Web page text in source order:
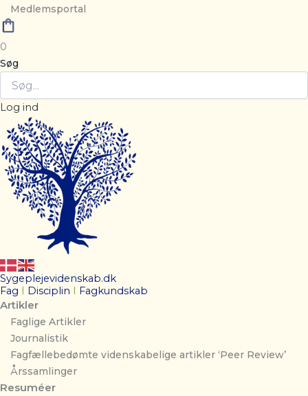
Medlemsportal
0
Søg
Log ind
Sygeplejevidenskab.dk
Fag
Disciplin Fagkundskab
Artikler
Faglige Artikler
Journalistik
Fagfællebedømte videnskabelige artikler ‘Peer Review’
Årssamlinger
Resuméer